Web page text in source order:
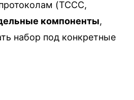
(TCCC,
компоненты,
набор под конкретные